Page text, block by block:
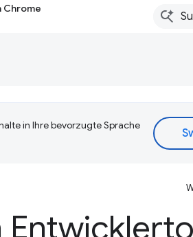
Chrome
in Ihre bevorzugte Sprache